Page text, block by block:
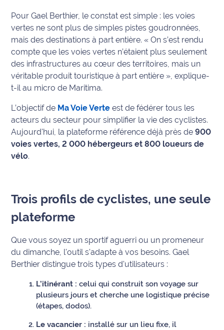
Santé
Social
Transport
International
Défense
Contenus
Partenaires
L'invité(e)
de la
rédaction
Coup de
Maritima
Pour Gael Berthier, le constat est simple : les voies
vertes ne sont plus de simples pistes goudronnées,
mais des destinations à part entière.« On s’est rendu
compte que les voies vertes n’étaient plus seulement
des infrastructures au cœur des territoires, mais un
véritable produit touristique à part entière » , explique-
t-il au micro de Maritima.
L’objectif de Ma Voie Verte est de fédérer tous les
acteurs du secteur pour simplifier la vie des cyclistes.
Aujourd'hui, la plateforme référence déjà près de900
voies vertes, 2 000 hébergeurs et 800 loueurs de
vélo.
Trois profils de cyclistes, une seule
plateforme
Que vous soyez un sportif aguerri ou un promeneur
du dimanche, l'outil s'adapte à vos besoins. Gael
Berthier distingue trois types d'utilisateurs :
L’itinérant : celui qui construit son voyage sur
plusieurs jours et cherche une logistique précise
(étapes, dodos).
Le vacancier : installé sur un lieu fixe, il